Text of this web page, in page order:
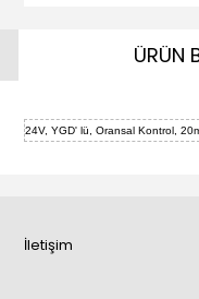
ÜRÜN
24V, YGD' lü, Oransal Kontrol,
İletişim